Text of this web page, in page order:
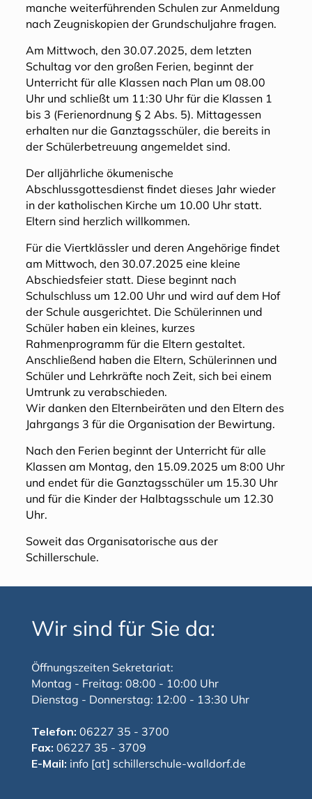
manche weiterführenden Schulen zur Anmeldung
nach Zeugniskopien der Grundschuljahre fragen.
Am Mittwoch, den 30.07.2025, dem letzten
Schultag vor den großen Ferien, beginnt der
Unterricht für alle Klassen nach Plan um 08.00
Uhr und schließt um 11:30 Uhr für die Klassen 1
bis 3 (Ferienordnung § 2 Abs. 5). Mittagessen
erhalten nur die Ganztagsschüler, die bereits in
der Schülerbetreuung angemeldet sind.
Der alljährliche ökumenische
Abschlussgottesdienst findet dieses Jahr wieder
in der katholischen Kirche um 10.00 Uhr statt.
Eltern sind herzlich willkommen.
Für die Viertklässler und deren Angehörige findet
am Mittwoch, den 30.07.2025 eine kleine
Abschiedsfeier statt. Diese beginnt nach
Schulschluss um 12.00 Uhr und wird auf dem Hof
der Schule ausgerichtet. Die Schülerinnen und
Schüler haben ein kleines, kurzes
Rahmenprogramm für die Eltern gestaltet.
Anschließend haben die Eltern, Schülerinnen und
Schüler und Lehrkräfte noch Zeit, sich bei einem
Umtrunk zu verabschieden.
Wir danken den Elternbeiräten und den Eltern des
Jahrgangs 3 für die Organisation der Bewirtung.
Nach den Ferien beginnt der Unterricht für alle
Klassen am Montag, den 15.09.2025 um 8:00 Uhr
und endet für die Ganztagsschüler um 15.30 Uhr
und für die Kinder der Halbtagsschule um 12.30
Uhr.
Soweit das Organisatorische aus der
Schillerschule.
Wir sind für Sie da:
Öffnungszeiten Sekretariat:
Montag - Freitag: 08:00 - 10:00 Uhr
Dienstag - Donnerstag: 12:00 - 13:30 Uhr
Telefon: 06227 35 - 3700
Fax: 06227 35 - 3709
E-Mail: info [at] schillerschule-walldorf.de